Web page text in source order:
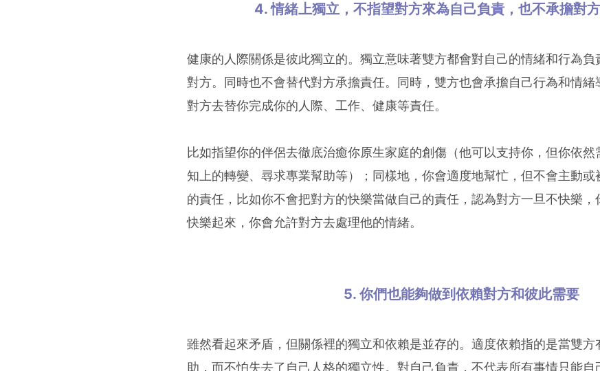
4. 情緒上獨立，不指望對方來為自己負責，也不承擔對
健康的人際關係是彼此獨立的。獨立意味著雙方都會對自己的情緒和行為
對方。同時也不會替代對方承擔責任。同時，雙方也會承擔自己行為和情
對方去替你完成你的人際、工作、健康等責任。
比如指望你的伴侶去徹底治癒你原生家庭的創傷（他可以支持你，但你依
知上的轉變、尋求專業幫助等）；同樣地，你會適度地幫忙，但不會主動
的責任，比如你不會把對方的快樂當做自己的責任，認為對方一旦不快樂
快樂起來，你會允許對方去處理他的情緒。
5. 你們也能夠做到依賴對方和彼此需要
雖然看起來矛盾，但關係裡的獨立和依賴是並存的。適度依賴指的是當雙
助，而不怕失去了自己人格的獨立性。對自己負責，不代表所有事情只能